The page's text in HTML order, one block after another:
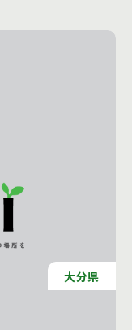
大分県